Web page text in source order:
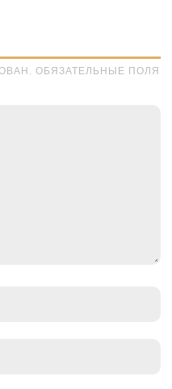
ОБЯЗАТЕЛЬНЫЕ ПОЛЯ